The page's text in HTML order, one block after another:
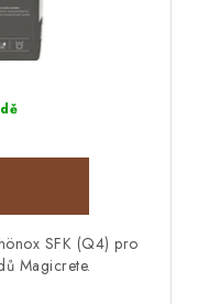
SFK (Q4) pro
Magicrete.